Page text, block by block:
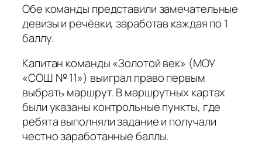
Обе команды представили замечательные
девизы и речёвки, заработав каждая по 1
баллу.
Капитан команды «Золотой век» (МОУ
«СОШ № 11») выиграл право первым
выбрать маршрут. В маршрутных картах
были указаны контрольные пункты, где
ребята выполняли задание и получали
честно заработанные баллы.